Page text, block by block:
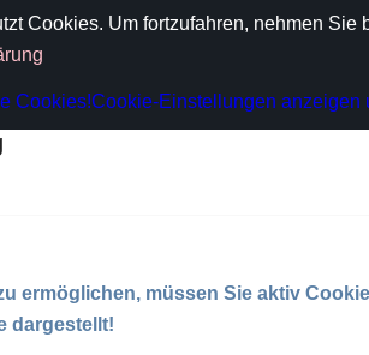
Cookies. Um fortzufahren, nehmen
Cookies!Cookie-Einstellungen anzeigen
ermöglichen, müssen Sie aktiv
dargestellt!